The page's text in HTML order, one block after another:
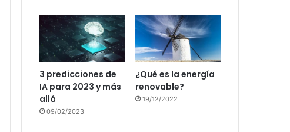
3 predicciones de
IA para 2023 y más
allá
09/02/2023
¿Qué es la energía
renovable?
19/12/2022